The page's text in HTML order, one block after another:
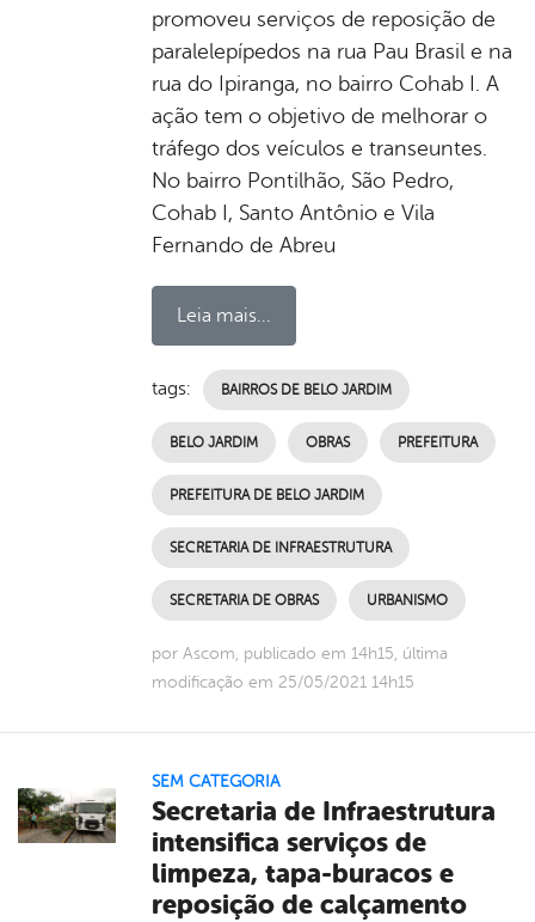
promoveu serviços de reposição de
paralelepípedos na rua Pau Brasil e na
rua do Ipiranga, no bairro Cohab I. A
ação tem o objetivo de melhorar o
tráfego dos veículos e transeuntes.
No bairro Pontilhão, São Pedro,
Cohab I, Santo Antônio e Vila
Fernando de Abreu
Leia mais...
tags: BAIRROS DE BELO JARDIM
BELO JARDIM OBRAS PREFEITURA
PREFEITURA DE BELO JARDIM
SECRETARIA DE INFRAESTRUTURA
SECRETARIA DE OBRAS URBANISMO
por Ascom, publicado em 14h15, última
modificação em 25/05/2021 14h15
SEM CATEGORIA
Secretaria de Infraestrutura
intensifica serviços de
limpeza, tapa-buracos e
reposição de calçamento